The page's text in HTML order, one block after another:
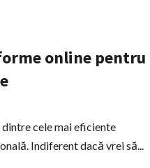
online pentru
cele mai eficiente
Indiferent dacă vrei să...